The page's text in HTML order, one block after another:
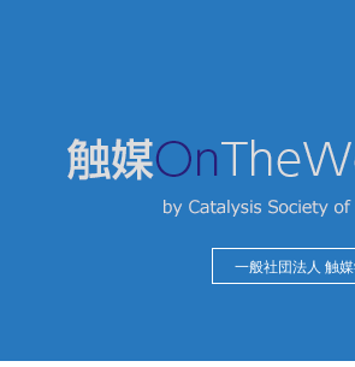
一般社団法人 触